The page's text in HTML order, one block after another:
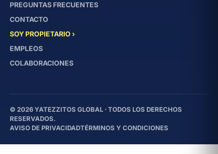
PREGUNTAS FRECUENTES
CONTACTO
SOY PROPIETARIO ›
EMPLEOS
COLABORACIONES
© 2026 YATEZZITOS GLOBAL · TODOS LOS DERECHOS
RESERVADOS.
AVISO DE PRIVACIDADTÉRMINOS Y CONDICIONES